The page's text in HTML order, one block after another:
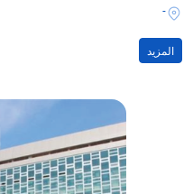
-
المزيد